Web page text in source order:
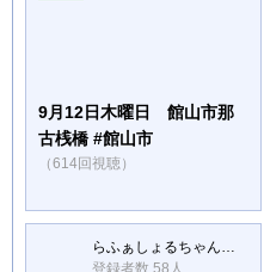
9月12日木曜日 館山市那
古桟橋 #館山市
（614回視聴）
らふぁしょるちゃんねる
登録者数 58人